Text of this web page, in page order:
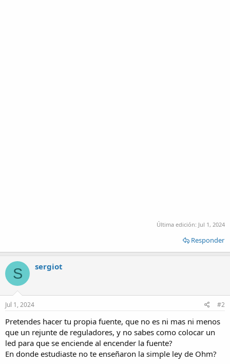
Última edición: Jul 1, 2024
Responder
S sergiot
Jul 1, 2024 #2
Pretendes hacer tu propia fuente, que no es ni mas ni menos
que un rejunte de reguladores, y no sabes como colocar un
led para que se enciende al encender la fuente?
En donde estudiaste no te enseñaron la simple ley de Ohm?